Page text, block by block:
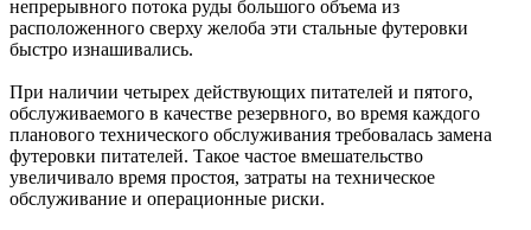
непрерывного потока руды большого объема из
расположенного сверху желоба эти стальные футеровки
быстро изнашивались.
При наличии четырех действующих питателей и пятого,
обслуживаемого в качестве резервного, во время каждого
планового технического обслуживания требовалась замена
футеровки питателей. Такое частое вмешательство
увеличивало время простоя, затраты на техническое
обслуживание и операционные риски.